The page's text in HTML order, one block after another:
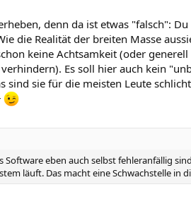
denn da ist etwas "falsch":
die Realität der breiten Masse
keine Achtsamkeit (oder
Es soll hier auch kein
sind sie für die meisten Leute
Software eben auch selbst fehleranfällig
läuft. Das macht eine Schwachstelle in